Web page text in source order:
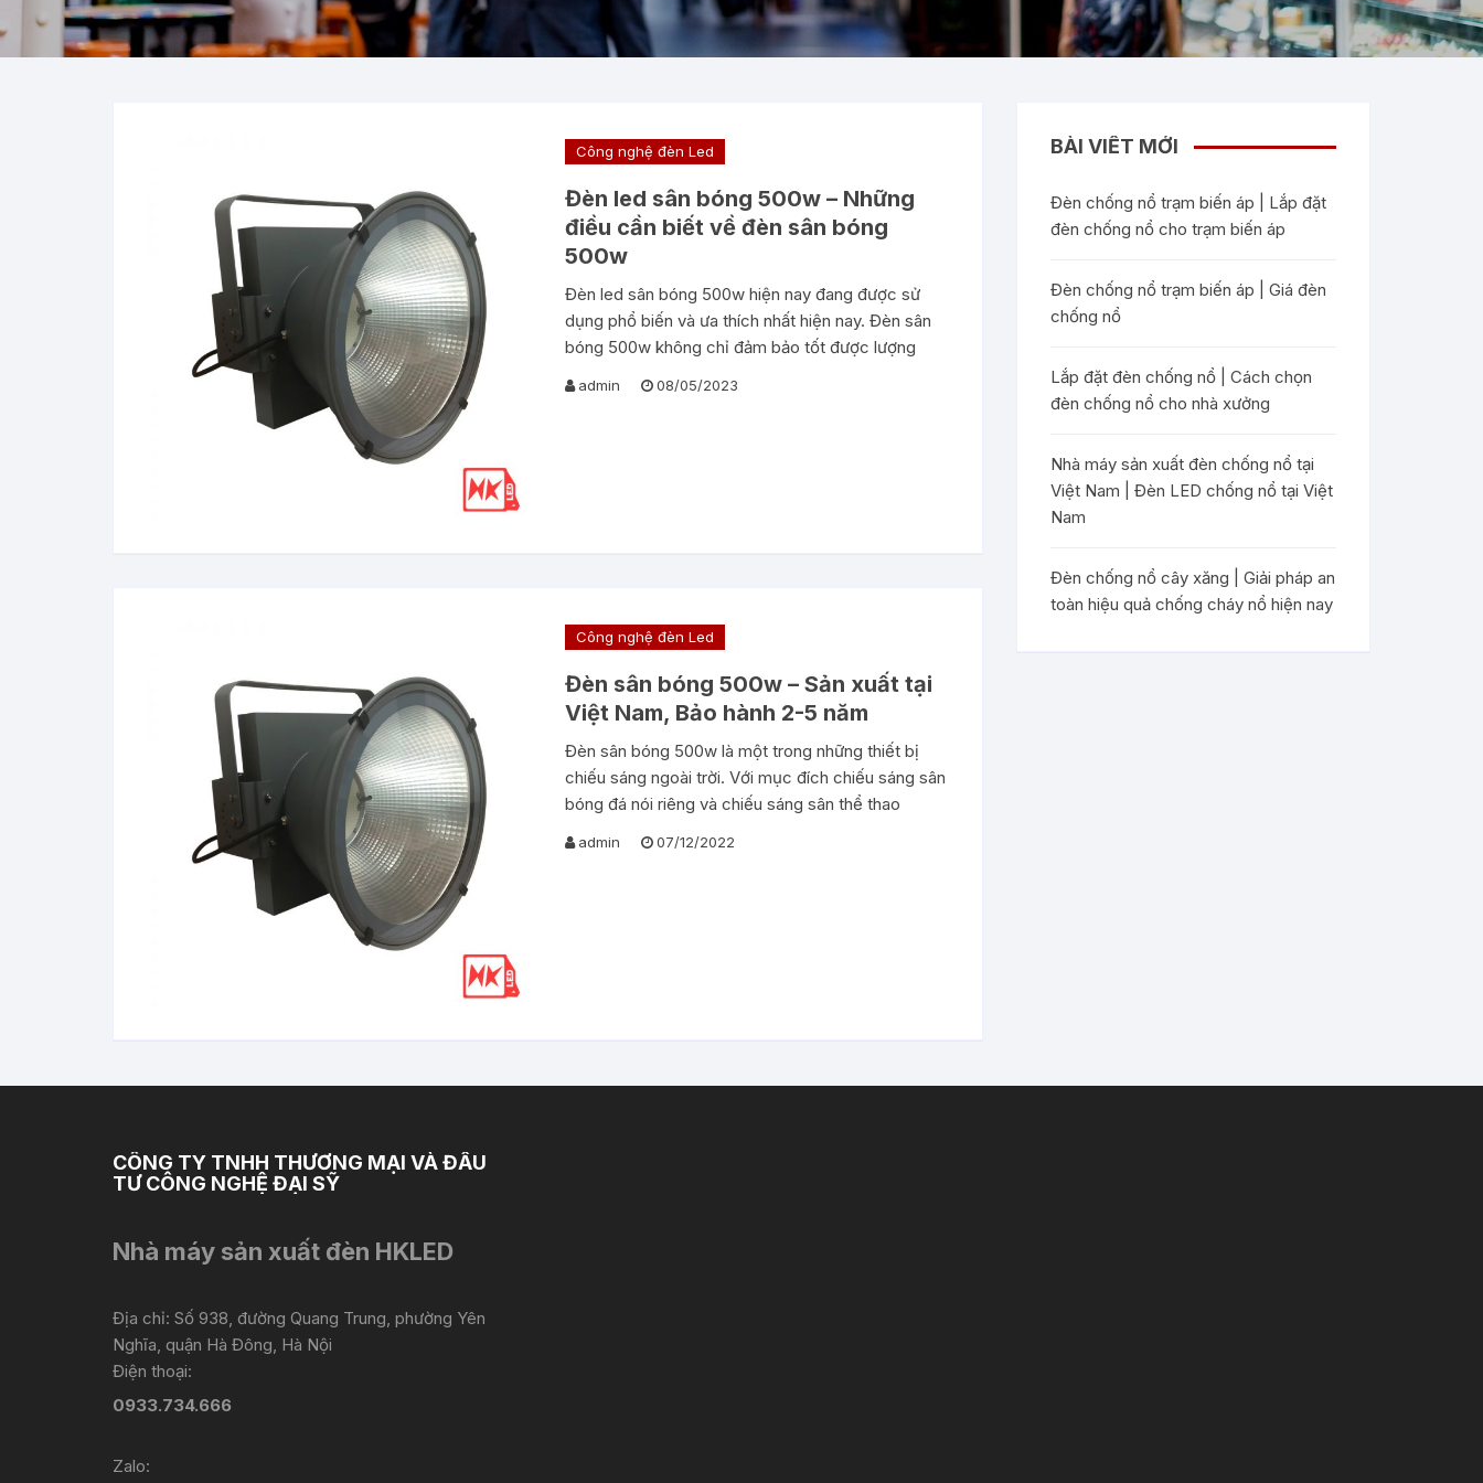
Công nghệ đèn Led
Đèn led sân bóng 500w – Những
điều cần biết về đèn sân bóng
500w
Đèn led sân bóng 500w hiện nay đang được sử
dụng phổ biến và ưa thích nhất hiện nay. Đèn sân
bóng 500w không chỉ đảm bảo tốt được lượng
admin 08/05/2023
Công nghệ đèn Led
Đèn sân bóng 500w – Sản xuất tại
Việt Nam, Bảo hành 2-5 năm
Đèn sân bóng 500w là một trong những thiết bị
chiếu sáng ngoài trời. Với mục đích chiếu sáng sân
bóng đá nói riêng và chiếu sáng sân thể thao
admin 07/12/2022
BÀI VIẾT MỚI
Đèn chống nổ trạm biến áp | Lắp đặt
đèn chống nổ cho trạm biến áp
Đèn chống nổ trạm biến áp | Giá đèn
chống nổ
Lắp đặt đèn chống nổ | Cách chọn
đèn chống nổ cho nhà xưởng
Nhà máy sản xuất đèn chống nổ tại
Việt Nam | Đèn LED chống nổ tại Việt
Nam
Đèn chống nổ cây xăng | Giải pháp an
toàn hiệu quả chống cháy nổ hiện nay
CÔNG TY TNHH THƯƠNG MẠI VÀ ĐẦU
TƯ CÔNG NGHỆ ĐẠI SỸ
Nhà máy sản xuất đèn HKLED
Địa chỉ: Số 938, đường Quang Trung, phường Yên
Nghĩa, quận Hà Đông, Hà Nội
Điện thoại:
0933.734.666
Zalo: